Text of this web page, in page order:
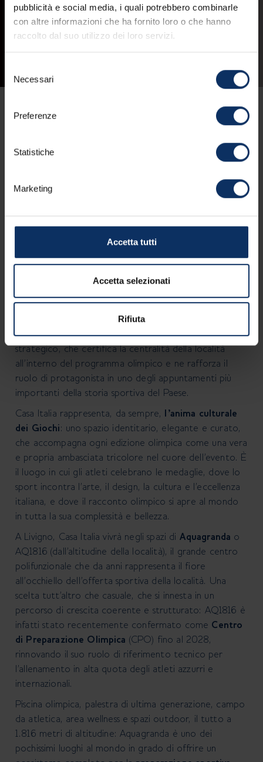
pubblicità e social media, i quali potrebbero combinarle
con altre informazioni che ha fornito loro o che hanno
raccolto dal suo utilizzo dei loro servizi.
delNecessari
Preferenze
Statistiche
Marketing
Accetta tutti
Accetta selezionati
Rifiuta
GIOCHI OLIMPICI:
CASA ITALIA ARRIVA A
Aquagranda protagonista dell’inverno olimpico:
confermata CPO fino al 2028 e pronta a ospitare le
Livigno, 19 gennaio 2025:
Ci sono scelte che
ospitare una sede diCasa Italiaa Livigno durante i
Giochi Olimpici Invernali del 2026 è certamente una di
queste. Unriconoscimento dal forte valore simbolico e
strategico, che certifica la centralità della località
all’interno del programma olimpico e ne rafforza il
ruolo di protagonista in uno degli appuntamenti più
importanti della storia sportiva del Paese.
Casa Italia rappresenta, da sempre, l’anima culturale
dei Giochi: uno spazio identitario, elegante e curato,
che accompagna ogni edizione olimpica come una vera
e propria ambasciata tricolore nel cuore dell’evento. È
il luogo in cui gli atleti celebrano le medaglie, dove lo
sport incontra l’arte, il design, la cultura e l’eccellenza
italiana, e dove il racconto olimpico si apre al mondo
in tutta la sua complessità e bellezza.
A Livigno, Casa Italia vivrà negli spazi di Aquagranda o
AQ1816 (dall’altitudine della località), il grande centro
polifunzionale che da anni rappresenta il fiore
all’occhiello dell’offerta sportiva della località. Una
scelta tutt’altro che casuale, che si innesta in un
percorso di crescita coerente e strutturato: AQ1816 è
infattistato recentemente confermato come Centro
di Preparazione Olimpica (CPO) fino al 2028,
rinnovando ilsuo ruolo di riferimento tecnico per
l’allenamento in alta quota degli atleti azzurri e
internazionali.
Piscina olimpica, palestra di ultima generazione, campo
da atletica, area wellness e spazi outdoor, il tutto a
1.816 metri di altitudine: Aquagranda è uno dei
pochissimi luoghi al mondo in grado di offrire un